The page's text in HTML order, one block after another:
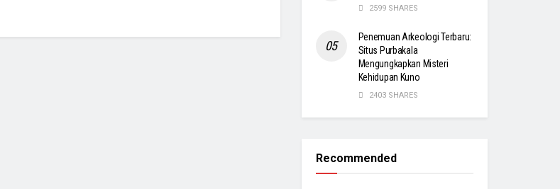
2599 SHARES
Penemuan Arkeologi Terbaru:
Situs Purbakala
Mengungkapkan Misteri
Kehidupan Kuno
2403 SHARES
Recommended